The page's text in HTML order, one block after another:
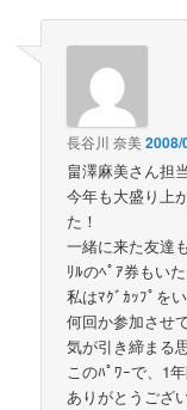
長谷川 奈美2008/
畠澤麻美さん担
今年も大盛り上
た！
一緒に来た友達
ﾘﾙのﾍﾟｱ券もい
私はﾏｸﾞｶｯﾌﾟを
何回か参加させ
気が引き締まる
このﾊﾟﾜｰで、1
ありがとうござ